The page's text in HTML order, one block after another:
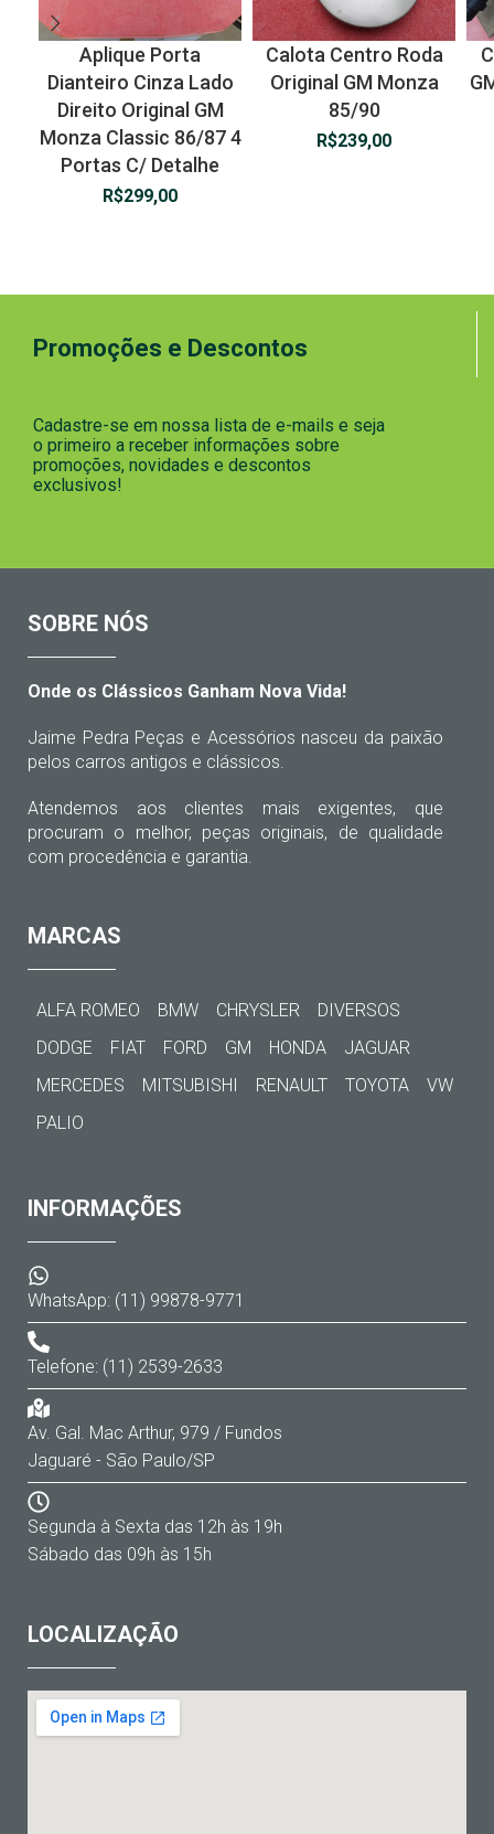
Aplique Porta
Dianteiro Cinza Lado
Direito Original GM
Monza Classic 86/87 4
Portas C/ Detalhe
R$299,00
Calota Centro Roda
Original GM Monza
85/90
R$239,00
Promoções e Descontos
Cadastre-se em nossa lista de e-mails e seja
o primeiro a receber informações sobre
promoções, novidades e descontos
exclusivos!
SOBRE NÓS
Onde os Clássicos Ganham Nova Vida!
Jaime Pedra Peças e Acessórios nasceu da paixão
pelos carros antigos e clássicos.
Atendemos aos clientes mais exigentes, que
procuram o melhor, peças originais, de qualidade
com procedência e garantia.
MARCAS
ALFA ROMEO BMW CHRYSLER
DIVERSOS
DODGE
FIAT FORD GM HONDA
JAGUAR
MERCEDES
MITSUBISHI RENAULT TOYOTA
VW
PALIO
INFORMAÇÕES
WhatsApp: (11) 99878-9771
Telefone: (11) 2539-2633
Av. Gal. Mac Arthur, 979 / Fundos
Jaguaré - São Paulo/SP
Segunda à Sexta das 12h às 19h
Sábado das 09h às 15h
LOCALIZAÇÃO